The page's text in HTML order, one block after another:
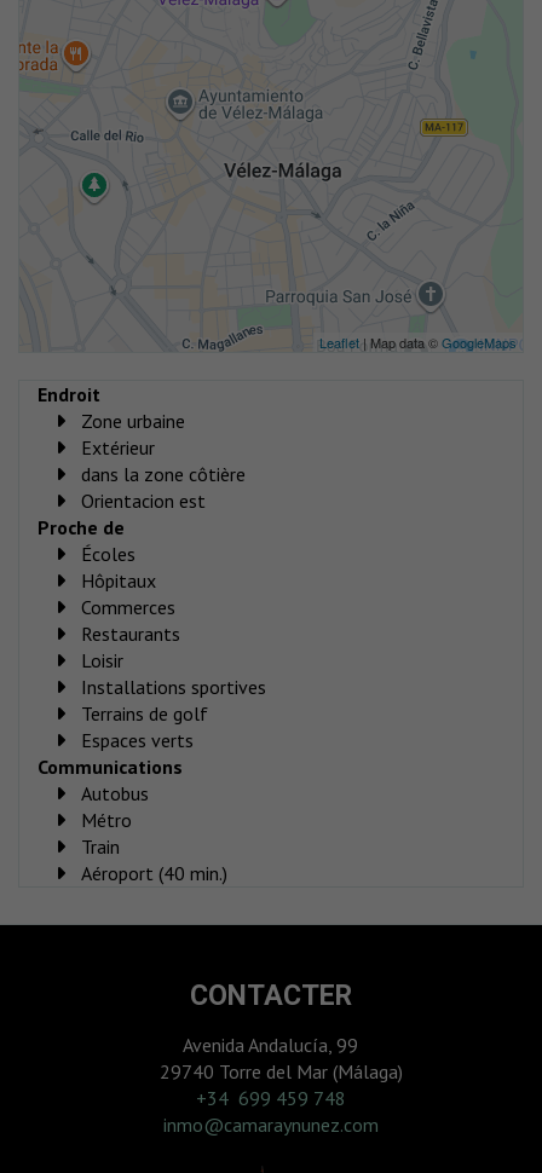
Leaflet | Map data ©GoogleMaps
Endroit
Zone urbaine
Extérieur
dans la zone côtière
Orientacion est
Proche de
Écoles
Hôpitaux
Commerces
Restaurants
Loisir
Installations sportives
Terrains de golf
Espaces verts
Communications
Autobus
Métro
Train
Aéroport (40 min.)
CONTACTER
Avenida Andalucía, 99
29740 Torre del Mar (Málaga)
‎+34 699 459 748
inmo@camaraynunez.com